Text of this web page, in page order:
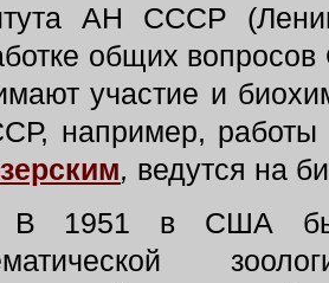
АН СССР
общих
участие и
например, работы
, ведутся на
в США было